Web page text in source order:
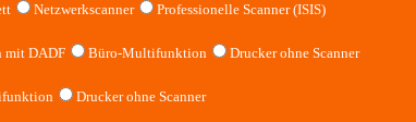
Netzwerkscanner
Professionelle Scanner (ISIS)
DADF Büro-Multifunktion
Drucker ohne Scanner
Drucker ohne Scanner